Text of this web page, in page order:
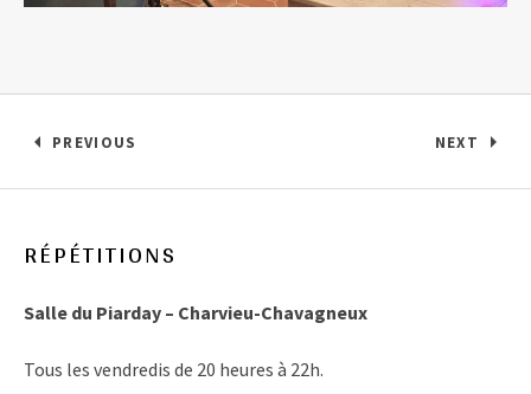
Posts navigation
PREVIOUS NEXT
RÉPÉTITIONS
Salle du Piarday – Charvieu-Chavagneux
Tous les vendredis de 20 heures à 22h.